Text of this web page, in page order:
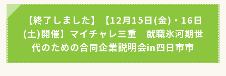
【終了しました】【12月15日(金)・16日
(土)開催】マイチャレ三重 就職氷河期世
代のための合同企業説明会in四日市市